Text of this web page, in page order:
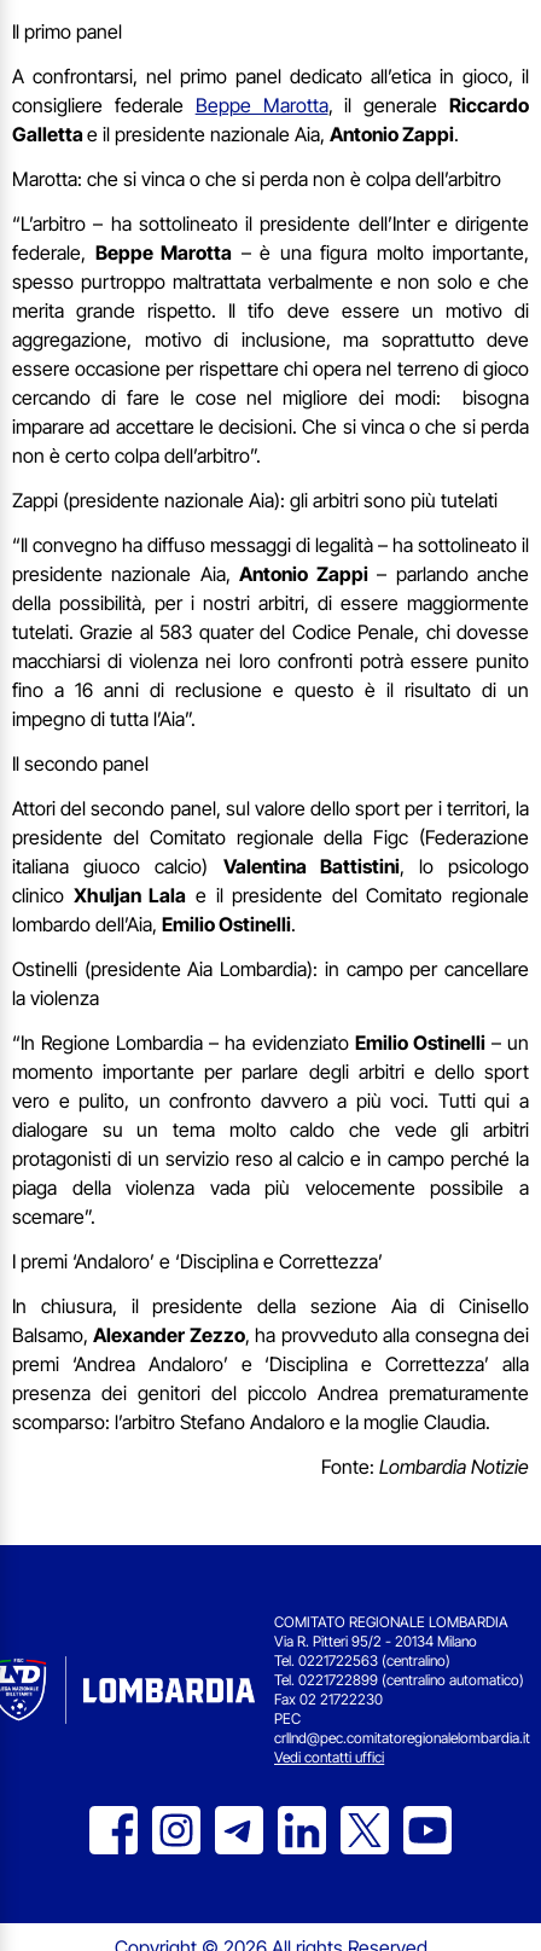
Il primo panel
A confrontarsi, nel primo panel dedicato all’etica in gioco, il
consigliere federale Beppe Marotta, il generaleRiccardo
Gallettae il presidente nazionale Aia, Antonio Zappi.
Marotta: che si vinca o che si perda non è colpa dell’arbitro
“L’arbitro – ha sottolineato il presidente dell’Inter e dirigente
federale, Beppe Marotta – è una figura molto importante,
spesso purtroppo maltrattata verbalmente e non solo e che
merita grande rispetto. Il tifo deve essere un motivo di
aggregazione, motivo di inclusione, ma soprattutto deve
essere occasione per rispettare chi opera nel terreno di gioco
cercando di fare le cose nel migliore dei modi: bisogna
imparare ad accettare le decisioni. Che si vinca o che si perda
non è certo colpa dell’arbitro”.
Zappi (presidente nazionale Aia): gli arbitri sono più tutelati
“Il convegno ha diffuso messaggi di legalità – ha sottolineato il
presidente nazionale Aia,Antonio Zappi– parlando anche
della possibilità, per i nostri arbitri, di essere maggiormente
tutelati. Grazie al 583 quater del Codice Penale, chi dovesse
macchiarsi di violenza nei loro confronti potrà essere punito
fino a 16 anni di reclusione e questo è il risultato di un
impegno di tutta l’Aia”.
Il secondo panel
Attori del secondo panel, sul valore dello sport per i territori, la
presidente del Comitato regionale della Figc (Federazione
italiana giuoco calcio) Valentina Battistini, lo psicologo
clinico Xhuljan Lala e il presidente del Comitato regionale
lombardo dell’Aia, Emilio Ostinelli.
Ostinelli (presidente Aia Lombardia): in campo per cancellare
la violenza
“In Regione Lombardia – ha evidenziato Emilio Ostinelli– un
momento importante per parlare degli arbitri e dello sport
vero e pulito, un confronto davvero a più voci. Tutti qui a
dialogare su un tema molto caldo che vede gli arbitri
protagonisti di un servizio reso al calcio e in campo perché la
piaga della violenza vada più velocemente possibile a
scemare”.
I premi ‘Andaloro’ e ‘Disciplina e Correttezza’
In chiusura, il presidente della sezione Aia di Cinisello
Balsamo,Alexander Zezzo, ha provveduto alla consegna dei
premi ‘Andrea Andaloro’ e ‘Disciplina e Correttezza’ alla
presenza dei genitori del piccolo Andrea prematuramente
scomparso: l’arbitro Stefano Andaloro e la moglie Claudia.
Fonte: Lombardia Notizie
COMITATO REGIONALE LOMBARDIA
Via R. Pitteri 95/2 - 20134 Milano
Tel. 0221722563 (centralino)
Tel. 0221722899 (centralino automatico)
Fax 02 21722230
PEC
crllnd@pec.comitatoregionalelombardia.it
Vedi contatti uffici